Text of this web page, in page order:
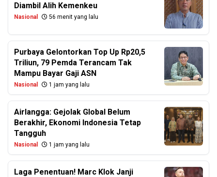
Diambil Alih Kemenkeu
Nasional 56 menit yang lalu
Purbaya Gelontorkan Top Up Rp20,5
Triliun, 79 Pemda Terancam Tak
Mampu Bayar Gaji ASN
Nasional 1 jam yang lalu
Airlangga: Gejolak Global Belum
Berakhir, Ekonomi Indonesia Tetap
Tangguh
Nasional 1 jam yang lalu
Laga Penentuan! Marc Klok Janji